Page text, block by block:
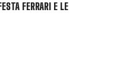
FERRARI E LE